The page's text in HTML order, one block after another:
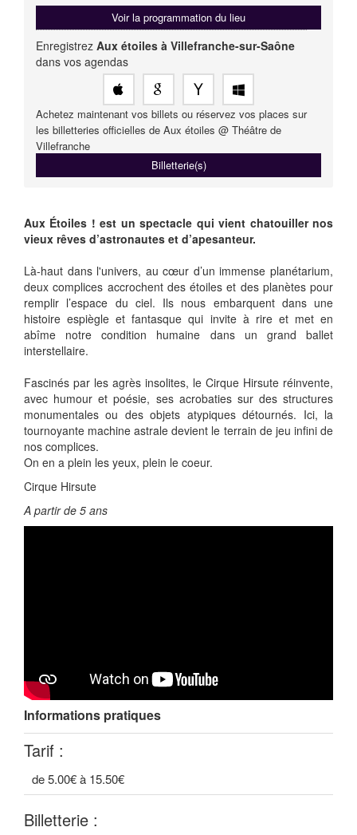
Voir la programmation du lieu
Enregistrez Aux étoiles à Villefranche-sur-Saône
dans vos agendas
Achetez maintenant vos billets ou réservez vos places sur
les billetteries officielles de Aux étoiles @ Théâtre de
Villefranche
Billetterie(s)
Aux Étoiles ! est un spectacle qui vient chatouiller nos
vieux rêves d’astronautes et d’apesanteur.
Là-haut dans l'univers, au cœur d’un immense planétarium,
deux complices accrochent des étoiles et des planètes pour
remplir l’espace du ciel. Ils nous embarquent dans une
histoire espiègle et fantasque qui invite à rire et met en
abîme notre condition humaine dans un grand ballet
interstellaire.
Fascinés par les agrès insolites, le Cirque Hirsute réinvente,
avec humour et poésie, ses acrobaties sur des structures
monumentales ou des objets atypiques détournés. Ici, la
tournoyante machine astrale devient le terrain de jeu infini de
nos complices.
On en a plein les yeux, plein le coeur.
Cirque Hirsute
A partir de 5 ans
Informations pratiques
Tarif :
de 5.00€ à 15.50€
Billetterie :